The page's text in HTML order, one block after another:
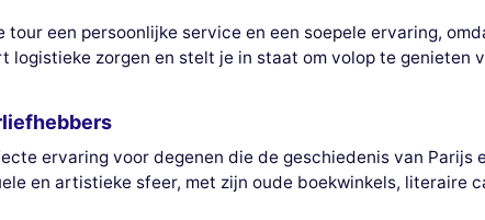
een persoonlijke service en een soepele ervaring,
logistieke zorgen en stelt je in staat om volop te genieten
ervaring voor degenen die de geschiedenis van
en artistieke sfeer, met zijn oude boekwinkels, literaire